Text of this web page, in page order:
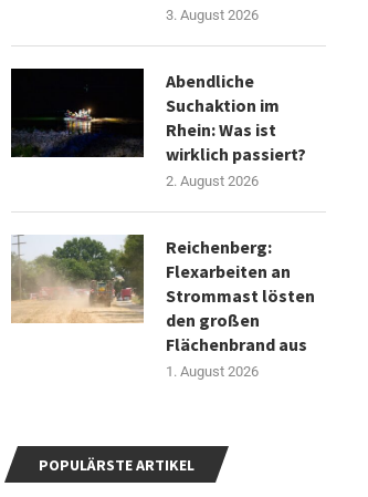
3. August 2026
Abendliche
Suchaktion im
Rhein: Was ist
wirklich passiert?
2. August 2026
Reichenberg:
Flexarbeiten an
Strommast lösten
den großen
Flächenbrand aus
1. August 2026
POPULÄRSTE ARTIKEL